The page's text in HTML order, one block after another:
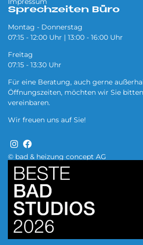
© bad & heizung concept AG
Sprechzeiten Büro
Montag - Donnerstag
07:15 - 12:00 Uhr | 13:00 - 16:00 Uhr
Freitag
07:15 - 13:30 Uhr
Für eine Beratung, auch gerne
Öffnungszeiten, möchten wir Sie
vereinbaren.
Wir freuen uns auf Sie!